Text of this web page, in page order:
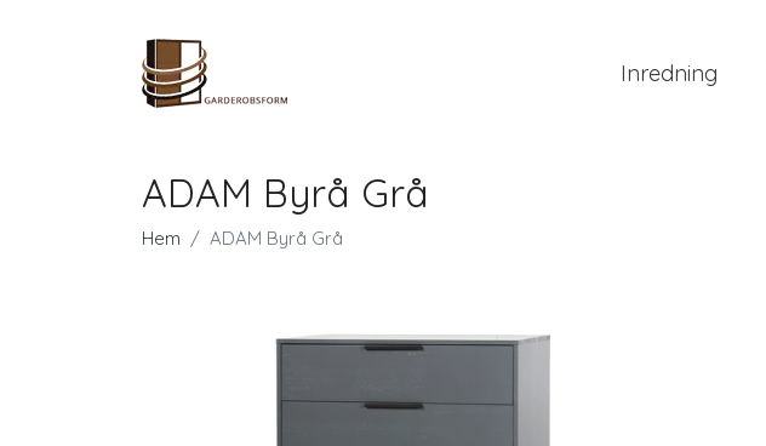
Inredning
ADAM Byrå Grå
Hem ADAM Byrå Grå